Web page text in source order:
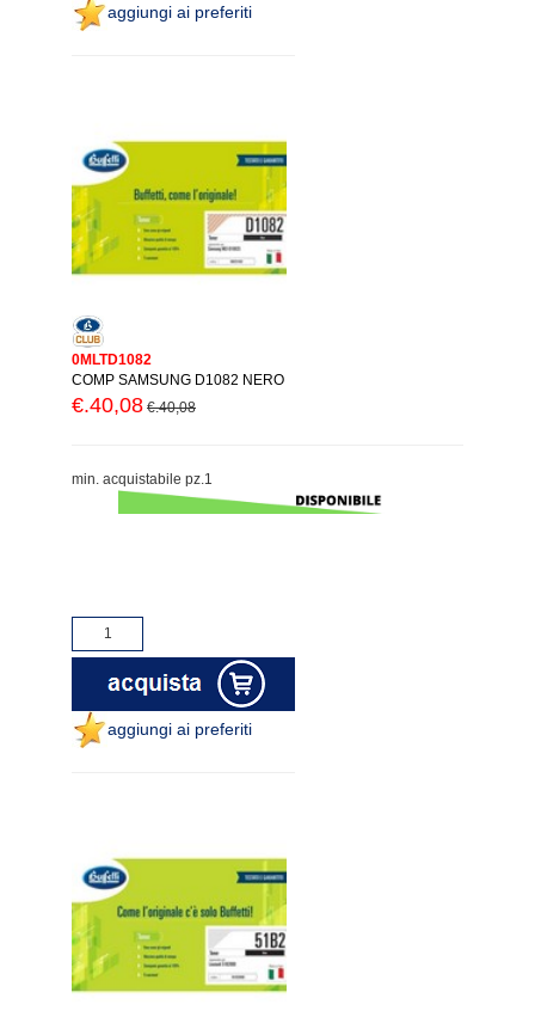
aggiungi ai preferiti
0MLTD1082
COMP SAMSUNG D1082 NERO
€.40,08 €.40,08
min. acquistabile pz.1
aggiungi ai preferiti